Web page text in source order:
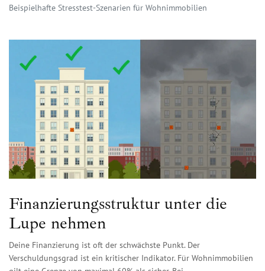
Beispielhafte Stresstest-Szenarien für Wohnimmobilien
Finanzierungsstruktur unter die
Lupe nehmen
Deine Finanzierung ist oft der schwächste Punkt. Der
Verschuldungsgrad ist ein kritischer Indikator. Für Wohnimmobilien